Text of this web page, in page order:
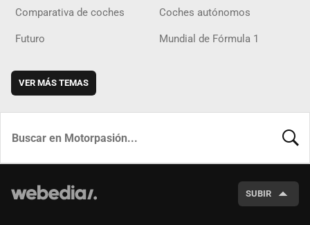
Comparativa de coches Coches autónomos
Futuro Mundial de Fórmula 1
VER MÁS TEMAS
SUBIR